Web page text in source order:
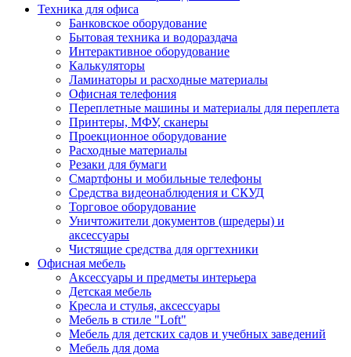
Техника для офиса
Банковское оборудование
Бытовая техника и водораздача
Интерактивное оборудование
Калькуляторы
Ламинаторы и расходные материалы
Офисная телефония
Переплетные машины и материалы для переплета
Принтеры, МФУ, сканеры
Проекционное оборудование
Расходные материалы
Резаки для бумаги
Смартфоны и мобильные телефоны
Средства видеонаблюдения и СКУД
Торговое оборудование
Уничтожители документов (шредеры) и
аксессуары
Чистящие средства для оргтехники
Офисная мебель
Аксессуары и предметы интерьера
Детская мебель
Кресла и стулья, аксессуары
Мебель в стиле "Loft"
Мебель для детских садов и учебных заведений
Мебель для дома